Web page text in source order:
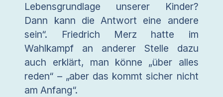
Lebensgrundlage unserer Kinder?
Dann kann die Antwort eine andere
sein“. Friedrich Merz hatte im
Wahlkampf an anderer Stelle dazu
auch erklärt, man könne „über alles
reden“ – „aber das kommt sicher nicht
am Anfang“.